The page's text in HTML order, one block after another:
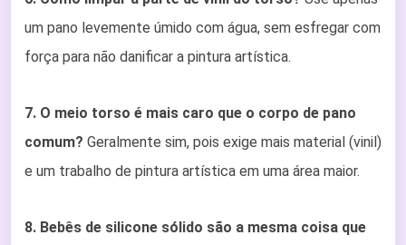
um pano levemente úmido com água, sem esfregar com
força para não danificar a pintura artística.
7. O meio torso é mais caro que o corpo de pano
comum? Geralmente sim, pois exige mais material (vinil)
e um trabalho de pintura artística em uma área maior.
8. Bebês de silicone sólido são a mesma coisa que